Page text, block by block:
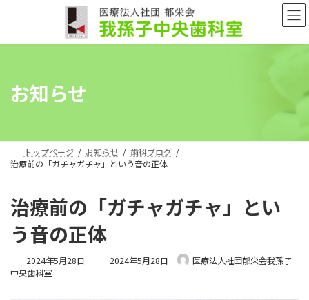
ン
ー
お知らせ
トップページ お知らせ
歯科ブログ
治療前の「ガチャガチャ」という音の正体
治療前の「ガチャガチャ」とい
う音の正体
2024年5月28日
最
2024年5月28日
医療法人社団郁栄会我孫子
中央歯科室